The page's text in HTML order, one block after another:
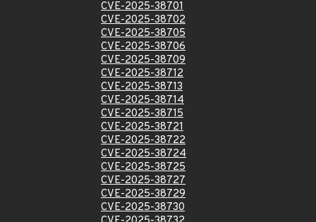
CVE-2025-38701
CVE-2025-38702
CVE-2025-38705
CVE-2025-38706
CVE-2025-38709
CVE-2025-38712
CVE-2025-38713
CVE-2025-38714
CVE-2025-38715
CVE-2025-38721
CVE-2025-38722
CVE-2025-38724
CVE-2025-38725
CVE-2025-38727
CVE-2025-38729
CVE-2025-38730